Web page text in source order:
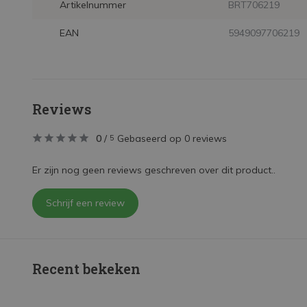
Artikelnummer BRT706219
EAN 5949097706219
Reviews
0 / 5 Gebaseerd op 0 reviews
Er zijn nog geen reviews geschreven over dit product..
Schrijf een review
Recent bekeken